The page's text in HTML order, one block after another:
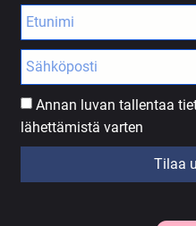
Annan luvan tallentaa
lähettämistä varten
Tilaa